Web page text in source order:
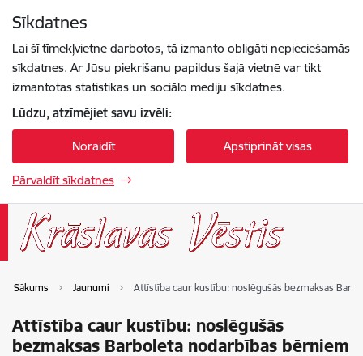
Sīkdatnes
Lai šī tīmekļvietne darbotos, tā izmanto obligāti nepieciešamās
sīkdatnes. Ar Jūsu piekrišanu papildus šajā vietnē var tikt
izmantotas statistikas un sociālo mediju sīkdatnes.
Lūdzu, atzīmējiet savu izvēli:
Noraidīt Apstiprināt visas
Pārvaldīt sīkdatnes
Sākums Jaunumi Attīstība caur kustību: noslēgušās bezmaksas
Attīstība caur kustību: noslēgušās
bezmaksas Barboleta nodarbības bērniem